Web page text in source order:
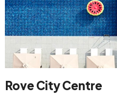
Rove City Centre